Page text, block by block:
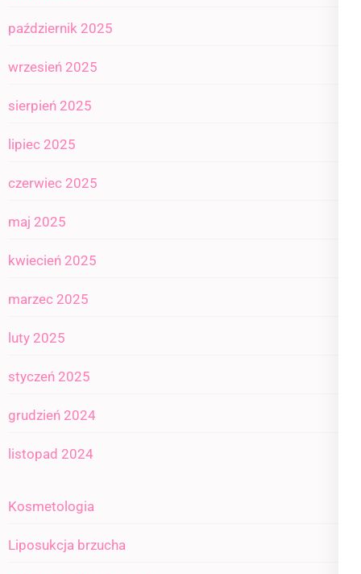
październik 2025
wrzesień 2025
sierpień 2025
lipiec 2025
czerwiec 2025
maj 2025
kwiecień 2025
marzec 2025
luty 2025
styczeń 2025
grudzień 2024
listopad 2024
Kosmetologia
Liposukcja brzucha